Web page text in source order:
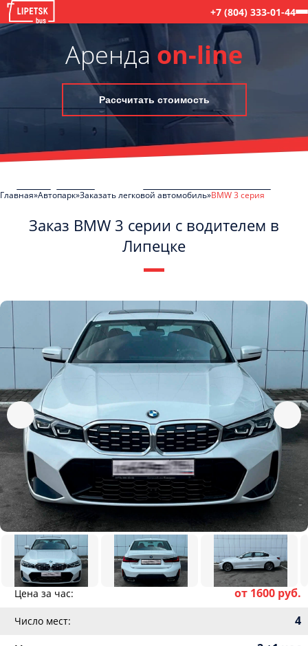
+7 (804) 333-01-44
Аренда on-line
Рассчитать стоимость
Главная Автопарк Заказать легковой автомобиль BMW 3 серия
Заказ BMW 3 серии с водителем в
Липецке
Цена за час: от 1600 руб.
Число мест: 4
Политикой конфиденциальности
ознакомлен(а), даю согласие на